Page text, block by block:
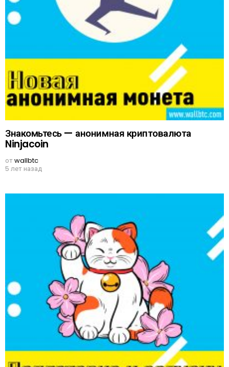
Знакомьтесь — анонимная криптовалюта
Ninjacoin
отwallbtc
5 лет назад